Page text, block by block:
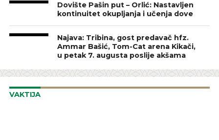
Dovište Pašin put – Orlić: Nastavljen
kontinuitet okupljanja i učenja dove
Najava: Tribina, gost predavač hfz.
Ammar Bašić, Tom-Cat arena Kikači,
u petak 7. augusta poslije akšama
VAKTIJA